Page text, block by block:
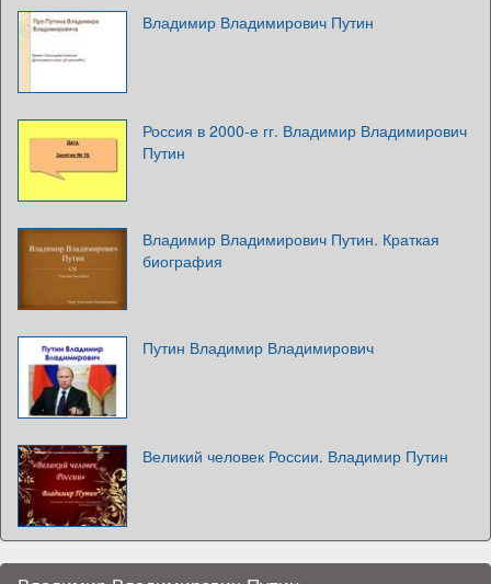
Владимир Владимирович Путин
Россия в 2000-е гг. Владимир Владимирович
Путин
Владимир Владимирович Путин. Краткая
биография
Путин Владимир Владимирович
Великий человек России. Владимир Путин